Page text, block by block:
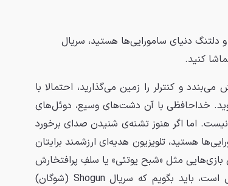
دلتنگ دنیای سامورایی‌ها هستید، سریال
و کنترلر را زمین می‌گذارید، احتمالا با
خداحافظی با آن دشت‌های وسیع، دوئل‌های
اما اگر هنوز تشنه‌ی شنیدن صدای برخورد
هستید، تلویزیون هدیه‌ای ارزشمند برایتان
مثل «شبح یوتئی» یا سلفِ پرافتخارش
شبح تسوشیما (Ghost of Tsushima) تکرارنشدنی است، باید بگویم که سریال Shogun (شوگان)